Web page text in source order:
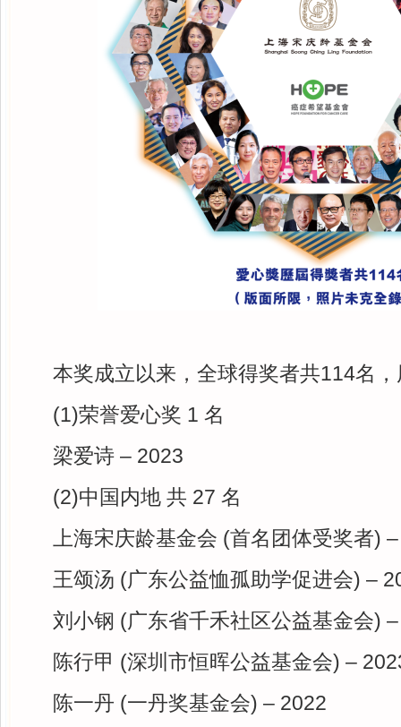
本奖成立以来，全球得奖者共114名
(1)荣誉爱心奖 1 名
梁爱诗 – 2023
(2)中国内地 共 27 名
上海宋庆龄基金会 (首名团体受奖者)
王颂汤 (广东公益恤孤助学促进会) –
刘小钢 (广东省千禾社区公益基金会)
陈行甲 (深圳市恒晖公益基金会) –
陈一丹 (一丹奖基金会) – 2022